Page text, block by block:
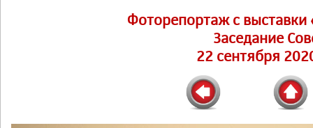
Фоторепортаж c выставки
Заседание
22 сентября